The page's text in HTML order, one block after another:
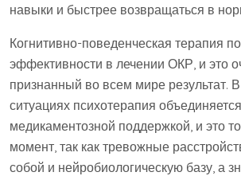
навыки и быстрее возвращаться в
Когнитивно-поведенческая терапия
эффективности в лечении ОКР, и это
признанный во всем мире результат.
ситуациях психотерапия
медикаментозной поддержкой, и это
момент, так как тревожные
собой и нейробиологическую базу, а